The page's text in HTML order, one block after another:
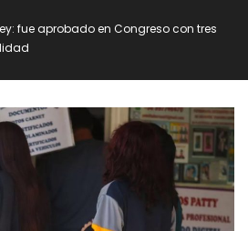
fue aprobado en Congreso con tres